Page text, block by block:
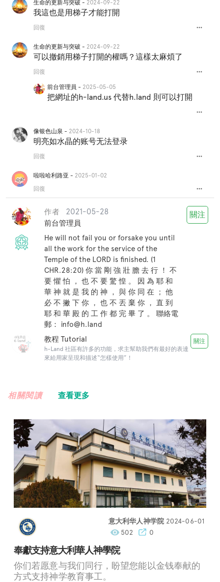
生命的更新与突破 - 2024-09-22
我這也是用梯子才能打開
回復 more_horiz
生命的更新与突破 - 2024-09-22
可以撤銷用梯子打開的權嗎？這樣太麻煩了
回復 more_horiz
前台管理員 - 2025-05-05
把網址的h-land.us 代替h.land 則可以打開
more_horiz
像银色山泉 - 2024-10-18
明亮如水晶的账号无法登录
回復 more_horiz
啦啦哈利路亚 - 2025-01-02
回復
more_horiz
作者 2021-05-28
前台管理員
關注
He will not fail you or forsake you until
all the work for the service of the
Temple of the LORD is finished. (1
CHR.28:20) 你 當 剛 強 壯 膽 去 行 ！ 不
要 懼 怕 ， 也 不 要 驚 惶 。 因 為 耶 和
華 神 就 是 我 的 神 ， 與 你 同 在 ； 他
必 不 撇 下 你 ， 也 不 丟 棄 你 ， 直 到
耶 和 華 殿 的 工 作 都 完 畢 了 。 聯絡電
郵： info@h.land
教程 Tutorial
h-Land 社區有許多的功能，求主幫助我們有最好的表達
來給用家呈現和描述“怎樣使用”！
關注
相關閱讀 查看更多
意大利华人神学院2024-06-01
502
0
奉獻支持意大利華人神學院
你们若愿意与我们同行，盼望您能以金钱奉献的
方式支持神学教育事工。